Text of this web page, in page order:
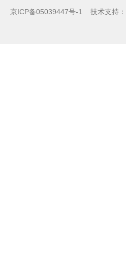
京ICP备05039447号-1
技术支持：